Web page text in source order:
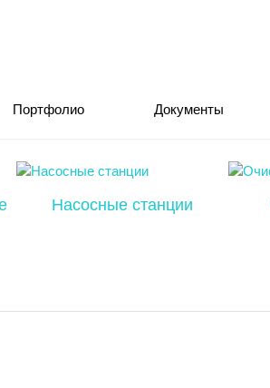
Портфолио Документы
Насосные станции